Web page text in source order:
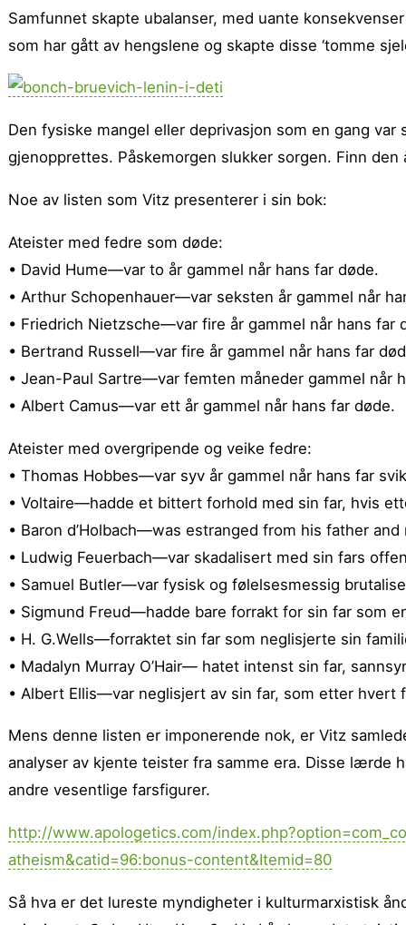
Samfunnet skapte ubalanser, med uante
som har gått av hengslene og skapte disse ‘tomme
Den fysiske mangel eller deprivasjon som en gang
gjenopprettes. Påskemorgen slukker sorgen. Finn den
Noe av listen som Vitz presenterer i sin bok:
Ateister med fedre som døde:
• David Hume—var to år gammel når hans far døde.
• Arthur Schopenhauer—var seksten år gammel når
• Friedrich Nietzsche—var fire år gammel når hans far
• Bertrand Russell—var fire år gammel når hans far
• Jean-Paul Sartre—var femten måneder gammel når
• Albert Camus—var ett år gammel når hans far døde.
Ateister med overgripende og veike fedre:
• Thomas Hobbes—var syv år gammel når hans far
• Voltaire—hadde et bittert forhold med sin far, hvis
• Baron d’Holbach—was estranged from his father
• Ludwig Feuerbach—var skadalisert med sin fars
• Samuel Butler—var fysisk og følelsesmessig
• Sigmund Freud—hadde bare forrakt for sin far som
• H. G.Wells—forraktet sin far som neglisjerte sin
• Madalyn Murray O’Hair— hatet intenst sin far,
• Albert Ellis—var neglisjert av sin far, som etter hvert
Mens denne listen er imponerende nok, er Vitz
analyser av kjente teister fra samme era. Disse lærde
andre vesentlige farsfigurer.
http://www.apologetics.com/
atheism&catid=96:bonus-content&Itemid=80
Så hva er det lureste myndigheter i kulturmarxistisk